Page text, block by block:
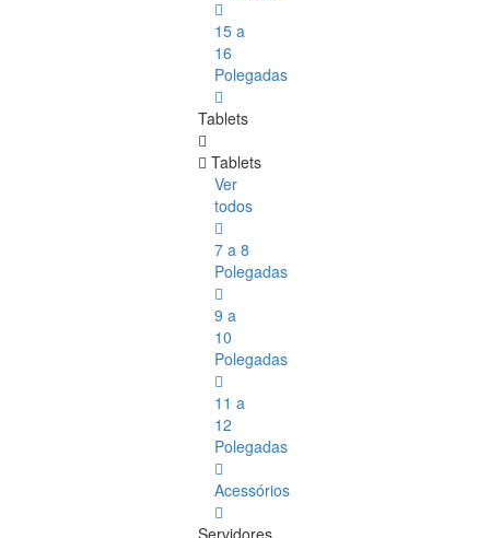
15 a
16
Polegadas
Tablets
Tablets
Ver
todos
7 a 8
Polegadas
9 a
10
Polegadas
11 a
12
Polegadas
Acessórios